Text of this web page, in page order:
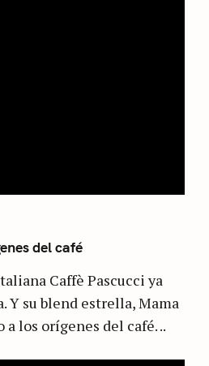
del café
Caffè Pascucci ya
Y su blend estrella, Mama
los orígenes del café. ..